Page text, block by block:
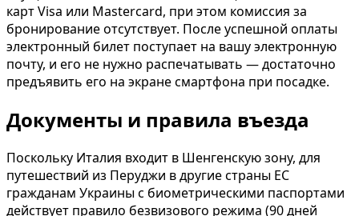
карт Visa или Mastercard, при этом комиссия за
бронирование отсутствует. После успешной оплаты
электронный билет поступает на вашу электронную
почту, и его не нужно распечатывать — достаточно
предъявить его на экране смартфона при посадке.
Документы и правила въезда
Поскольку Италия входит в Шенгенскую зону, для
путешествий из Перуджи в другие страны ЕС
гражданам Украины с биометрическими паспортами
действует правило безвизового режима (90 дней